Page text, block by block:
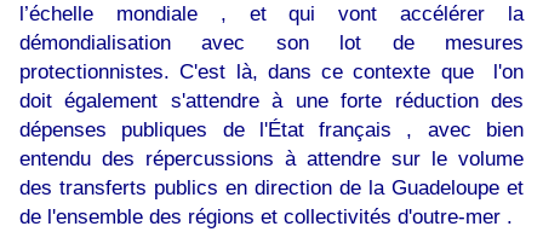
l’échelle mondiale , et qui vont accélérer la
démondialisation avec son lot de mesures
protectionnistes. C'est là, dans ce contexte que l'on
doit également s'attendre à une forte réduction des
dépenses publiques de l'État français , avec bien
entendu des répercussions à attendre sur le volume
des transferts publics en direction de la Guadeloupe et
de l'ensemble des régions et collectivités d'outre-mer .